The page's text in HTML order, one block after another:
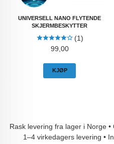
UNIVERSELL NANO FLYTENDE
SKJERMBESKYTTER
(1)
Pris
99,00
KJØP
Rask levering fra lager i Norge
1–4 virkedagers levering •